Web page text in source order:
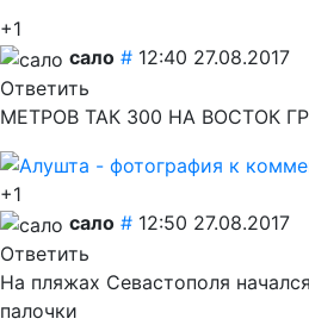
+1
сало # 12:40 27.08.2017
Ответить
МЕТРОВ ТАК 300 НА ВОСТОК
+1
сало # 12:50 27.08.2017
Ответить
На пляжах Севастополя
палочки